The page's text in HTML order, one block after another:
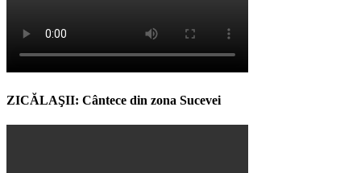
ZICĂLAŞII: Cântece din zona Sucevei